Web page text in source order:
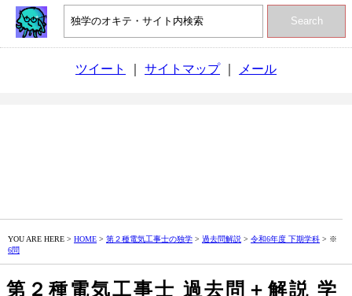
Search
ツイート サイトマップ｜ メール
YOU ARE HERE > HOME > 第２種電気工事士の独学 > 過去問解説 > 令和6年度 下期学科 > ※
6問
第２種電気工事士 過去問＋解説 学